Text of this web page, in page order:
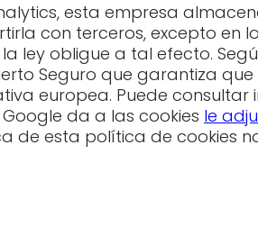
esta empresa
con terceros, excepto en
ley obligue a tal efecto.
Seguro que garantiza
europea. Puede
da a las cookies le
de esta política de cookies